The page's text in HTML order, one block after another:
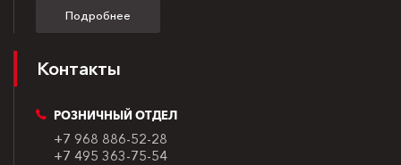
Подробнее
Контакты
РОЗНИЧНЫЙ ОТДЕЛ
+7 968 886-52-28
+7 495 363-75-54